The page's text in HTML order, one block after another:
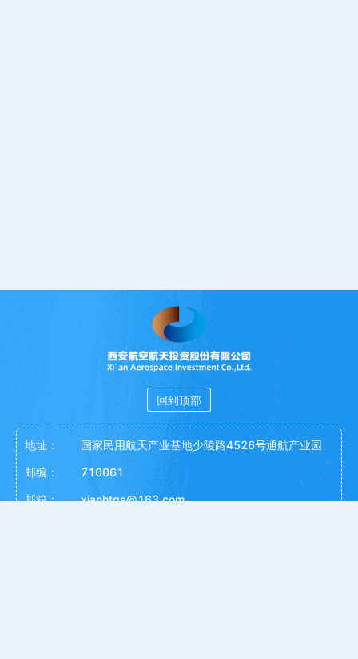
回到顶部
地址：
国家民用航天产业基地少陵路4526号通航产业园
邮编：
710061
邮箱：
xianhtgs@163.com